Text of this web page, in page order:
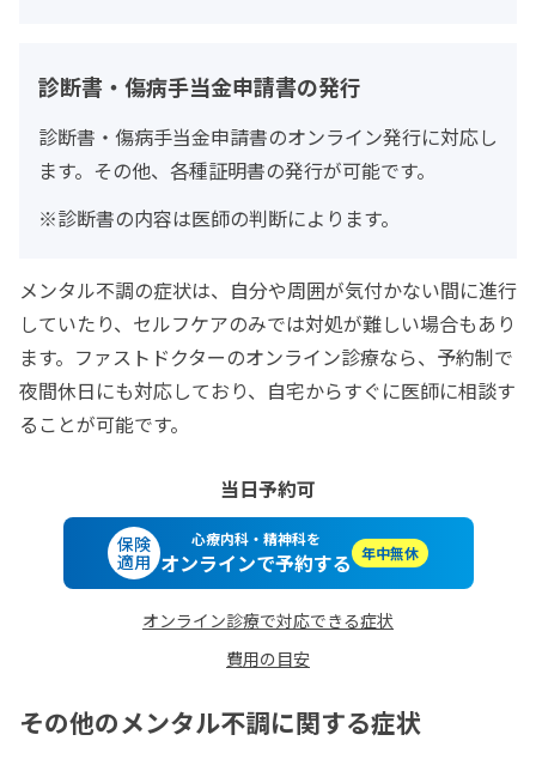
診断書・傷病手当金申請書の発行
診断書・傷病手当金申請書のオンライン発行に対応し
ます。その他、各種証明書の発行が可能です。
※診断書の内容は医師の判断によります。
メンタル不調の症状は、自分や周囲が気付かない間に進行
していたり、セルフケアのみでは対処が難しい場合もあり
ます。ファストドクターのオンライン診療なら、予約制で
夜間休日にも対応しており、自宅からすぐに医師に相談す
ることが可能です。
当日予約可
保険
適用
心療内科・精神科を
オンラインで予約する 年中無休
オンライン診療で対応できる症状
費用の目安
その他のメンタル不調に関する症状